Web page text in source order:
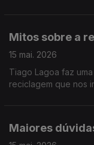
Mitos sobre a
15 mai. 2026
Tiago Lagoa faz
reciclagem que nos
Maiores